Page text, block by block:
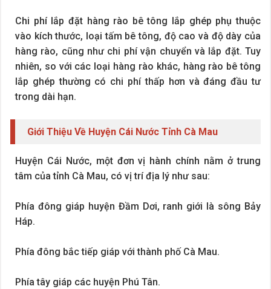
Chi phí lắp đặt hàng rào bê tông lắp ghép phụ thuộc
vào kích thước, loại tấm bê tông, độ cao và độ dày của
hàng rào, cũng như chi phí vận chuyển và lắp đặt. Tuy
nhiên, so với các loại hàng rào khác, hàng rào bê tông
lắp ghép thường có chi phí thấp hơn và đáng đầu tư
trong dài hạn.
Giới Thiệu Về Huyện Cái Nước Tỉnh Cà Mau
Huyện Cái Nước, một đơn vị hành chính nằm ở trung
tâm của tỉnh Cà Mau, có vị trí địa lý như sau:
Phía đông giáp huyện Đầm Dơi, ranh giới là sông Bảy
Háp.
Phía đông bắc tiếp giáp với thành phố Cà Mau.
Phía tây giáp các huyện Phú Tân.